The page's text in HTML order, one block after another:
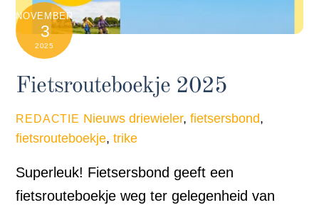
NOVEMBER
3
2025
Fietsrouteboekje 2025
REDACTIE Nieuws driewieler, fietsersbond,
fietsrouteboekje,trike
Superleuk! Fietsersbond geeft een
fietsrouteboekje weg ter gelegenheid van